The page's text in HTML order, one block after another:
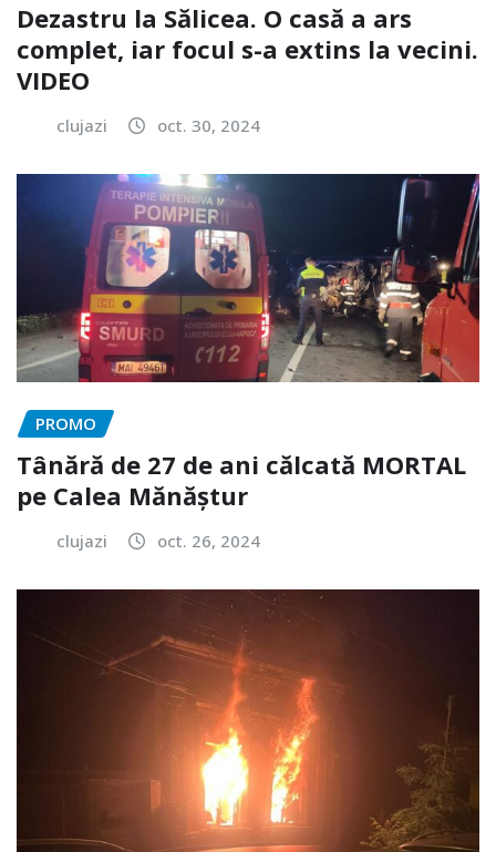
Dezastru la Sălicea. O casă a ars
complet, iar focul s-a extins la vecini.
VIDEO
clujazi oct. 30, 2024
PROMO
Tânără de 27 de ani călcată MORTAL
pe Calea Mănăștur
clujazi oct. 26, 2024